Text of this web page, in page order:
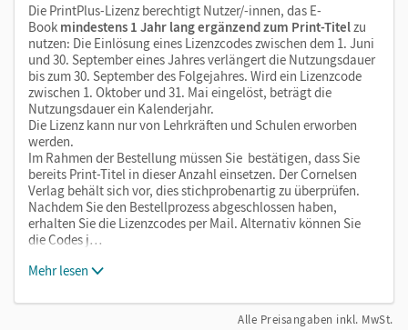
Die PrintPlus-Lizenz berechtigt Nutzer/-innen, das E-
Book mindestens 1 Jahr lang ergänzend zum Print-Titelzu
nutzen: Die Einlösung eines Lizenzcodes zwischen dem 1. Juni
und 30. September eines Jahres verlängert die Nutzungsdauer
bis zum 30. September des Folgejahres. Wird ein Lizenzcode
zwischen 1. Oktober und 31. Mai eingelöst, beträgt die
Nutzungsdauer ein Kalenderjahr.
Die Lizenz kann nur von Lehrkräften und Schulen erworben
werden.
Im Rahmen der Bestellung müssen Sie bestätigen, dass Sie
bereits Print-Titel in dieser Anzahl einsetzen. Der Cornelsen
Verlag behält sich vor, dies stichprobenartig zu überprüfen.
Nachdem Sie den Bestellprozess abgeschlossen haben,
erhalten Sie die Lizenzcodes per Mail. Alternativ können Sie
die Codes j…
Mehr lesen
Alle Preisangaben inkl. MwSt.